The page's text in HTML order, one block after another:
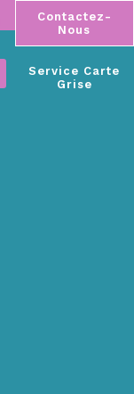
Contactez-
Nous
Service Carte
Grise